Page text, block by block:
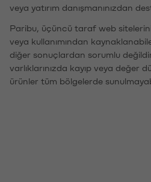
veya yatırım danışmanınızdan
Paribu, üçüncü taraf web
veya kullanımından
diğer sonuçlardan sorumlu değildir.
varlıklarınızda kayıp veya değer
ürünler tüm bölgelerde